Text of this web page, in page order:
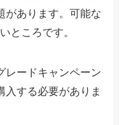
があります。可能な
ところです。
レードキャンペーン
入する必要がありま